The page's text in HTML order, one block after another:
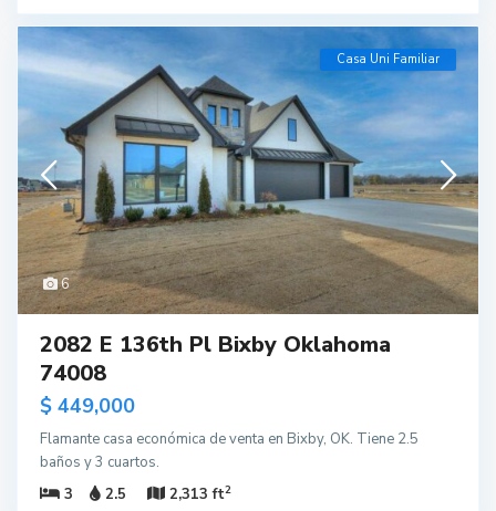
6
Casa Uni Familiar
2082 E 136th Pl Bixby Oklahoma
74008
$ 449,000
Flamante casa económica de venta en Bixby, OK. Tiene 2.5
baños y 3 cuartos.
3
2.5 2,313 ft2